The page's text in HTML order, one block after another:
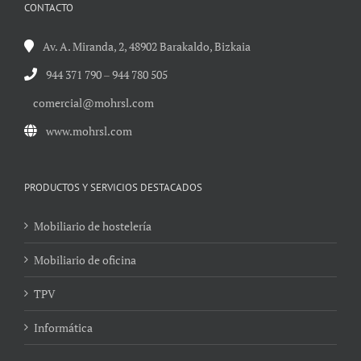
CONTACTO
Av. A. Miranda, 2, 48902 Barakaldo, Bizkaia
944 371 790–944 780 505
comercial@mohrsl.com
www.mohrsl.com
PRODUCTOS Y SERVICIOS DESTACADOS
Mobiliario de hostelería
Mobiliario de oficina
TPV
Informática